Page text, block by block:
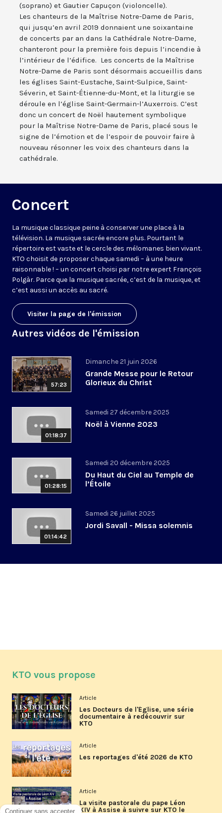
(soprano) et Gautier Capuçon (violoncelle).
Les chanteurs de la Maîtrise Notre-Dame de Paris,
qui jusqu’en avril 2019 donnaient une soixantaine
de concerts par an dans la Cathédrale Notre-Dame,
chanteront pour la première fois depuis l’incendie à
l’intérieur de l’édifice. Les concerts de la Maîtrise
Notre-Dame de Paris sont désormais accueillis dans
les églises Saint-Eustache, Saint-Sulpice, Saint-
Séverin, et Saint-Étienne-du-Mont, et la liturgie se
déroule en l’église Saint-Germain-l’Auxerrois. C’est
donc un concert de Noël hautement symbolique
pour la Maîtrise Notre-Dame de Paris, placé sous le
signe de l’émotion et de l’espoir de pouvoir faire à
nouveau résonner les voix des chanteurs dans la
cathédrale.
Concert
La musique classique peine à conserver une place à la
télévision. La musique sacrée encore plus. Pourtant le
répertoire est vaste et le cercle des mélomanes bien vivant.
KTO choisit de proposer chaque samedi – à une heure
raisonnable ! – un concert choisi par notre expert François
Polgàr. Parce que la musique sacrée, c’est de la musique, et
c’est aussi un accès au sacré.
Visiter la page de l'émission
Autres vidéos de l'émission
57:23
Dimanche 21 juin 2026
Grande Messe pour le Retour
Glorieux du Christ
01:18:37
Samedi 27 décembre 2025
Noël à Vienne 2023
01:28:15
Samedi 20 décembre 2025
Du Haut du Ciel au Temple de
l’Étoile
01:14:42
Samedi 26 juillet 2025
Jordi Savall - Missa solemnis
KTO vous propose
Article
Les Docteurs de l'Église, une série
documentaire à redécouvrir sur
KTO
Article
Les reportages d'été 2026 de KTO
Article
La visite pastorale du pape Léon
XIV à Assise à suivre sur KTO le